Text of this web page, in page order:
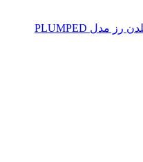
رژ لب مایع حجم دهنده براق گلدن رز مدل PLUMPED